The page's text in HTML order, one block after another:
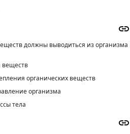
должны выводиться из организма
веществ
органических веществ
организма
тела